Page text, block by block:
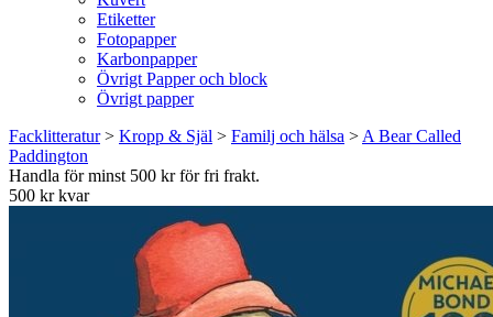
Etiketter
Fotopapper
Karbonpapper
Övrigt Papper och block
Övrigt papper
Facklitteratur> Kropp & Själ > Familj och hälsa > A Bear Called
Paddington
Handla för minst 500 kr för fri frakt.
500 kr kvar